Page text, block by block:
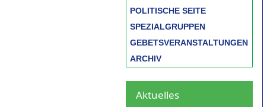
POLITISCHE SEITE
SPEZIALGRUPPEN
GEBETSVERANSTALTUNGEN
ARCHIV
Aktuelles